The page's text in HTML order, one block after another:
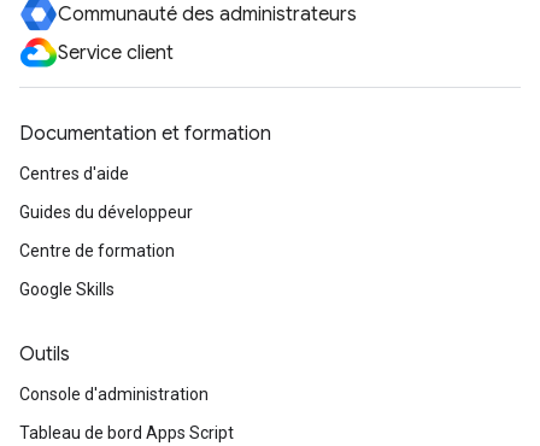
Communauté des administrateurs
Service client
Documentation et formation
Centres d'aide
Guides du développeur
Centre de formation
Google Skills
Outils
Console d'administration
Tableau de bord Apps Script